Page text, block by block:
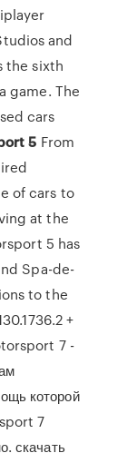
and
the sixth
game. The
cars
5 From
of cars to
at the
5 has
Spa-de-
to the
+
7 -
которой
7
скачать